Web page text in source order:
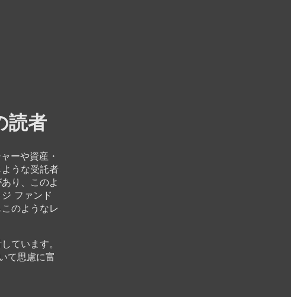
読者
ーや資産・
うな受託者
り、このよ
ファンド
のようなレ
ています。
て思慮に富